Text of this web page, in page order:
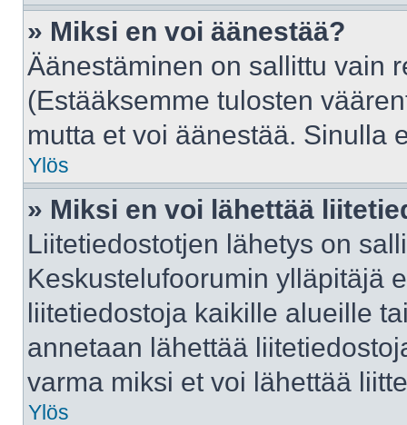
» Miksi en voi äänestää?
Äänestäminen on sallittu vain
(Estääksemme tulosten
mutta et voi äänestää. Sinulla
Ylös
» Miksi en voi lähettää
Liitetiedostotjen lähetys on
Keskustelufoorumin ylläpitäjä
liitetiedostoja kaikille alueille
annetaan lähettää
varma miksi et voi lähettää
Ylös